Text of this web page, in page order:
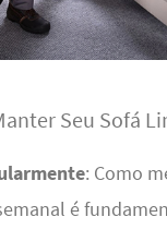
Seu Sofá
: Como
é